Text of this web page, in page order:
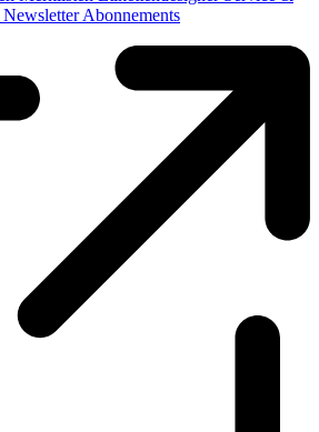
NewsletterAbonnements